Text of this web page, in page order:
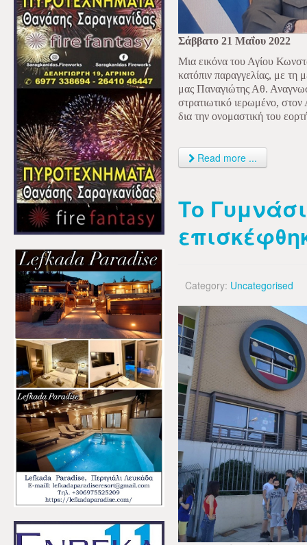
Σάββατο 21 Μαΐου 2022
Μια εικόνα του Αγίου
κατόπιν παραγγελίας, με τη
μας Παναγιώτης Αθ.
στρατιωτικό ιερωμένο,
δια την ονομαστική του
Read more ...
Το
Category: Uncategorised